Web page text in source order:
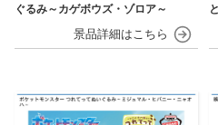
ぐるみ～カゲボウズ・ゾロア～